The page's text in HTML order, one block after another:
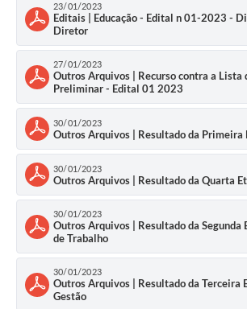
23/01/2023
Editais | Educação - Edital n 01-2023 -
Diretor
27/01/2023
Outros Arquivos | Recurso contra a Lista
Preliminar - Edital 01 2023
30/01/2023
Outros Arquivos | Resultado da Primeira
30/01/2023
Outros Arquivos | Resultado da Quarta
30/01/2023
Outros Arquivos | Resultado da Segunda
de Trabalho
30/01/2023
Outros Arquivos | Resultado da Terceira
Gestão